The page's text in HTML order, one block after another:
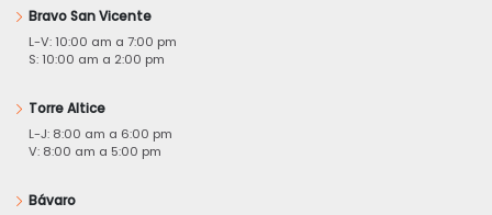
Bravo San Vicente
L-V: 10:00 am a 7:00 pm
S: 10:00 am a 2:00 pm
Torre Altice
L-J: 8:00 am a 6:00 pm
V: 8:00 am a 5:00 pm
Bávaro